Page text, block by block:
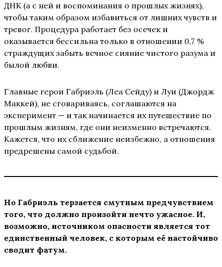
ДНК (а с ней и воспоминания о прошлых жизнях),
чтобы таким образом избавиться от лишних чувств и
тревог. Процедура работает без осечек и
оказывается бессильна только в отношении 0,7 %
страждущих забыть вечное сияние чистого разума и
былой любви.
Главные герои Габриэль (Леа Сейду) и Луи (Джордж
Маккей), не сговариваясь, соглашаются на
эксперимент — и так начинается их путешествие по
прошлым жизням, где они неизменно встречаются.
Кажется, что их сближение неизбежно, а отношения
предрешены самой судьбой.
Но Габриэль терзается смутным предчувствием
того, что должно произойти нечто ужасное. И,
возможно, источником опасности является тот
единственный человек, с которым её настойчиво
сводит фатум.